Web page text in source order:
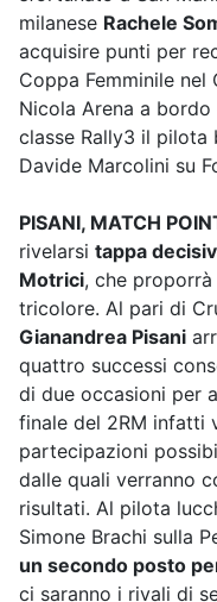
milanese Rachele
acquisire punti per
Coppa Femminile nel
Nicola Arena a
classe Rally3 il pilota
Davide Marcolini su
PISANI, MATCH
rivelarsi tappa
Motrici, che
tricolore. Al pari di
Gianandrea Pisani
quattro successi
di due occasioni per
finale del 2RM infatti
partecipazioni
dalle quali verranno
risultati. Al pilota
Simone Brachi sulla
un secondo posto
ci saranno i rivali di